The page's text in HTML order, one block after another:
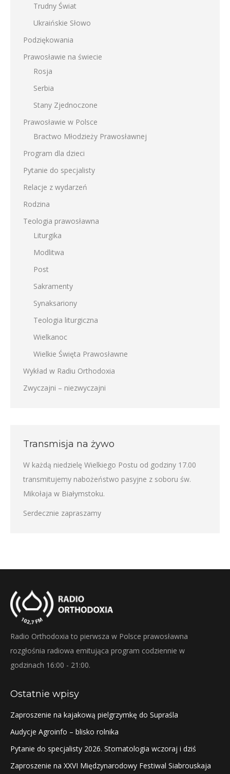
Trudny Świat
Ukraińskie Słowo
Podziękowania
Prawosławie na świecie
Rosja
Serbia
Stany Zjednoczone
Prawosławie w Polsce
Bractwo Młodzieży Prawosławnej
Program dla dzieci
Pytanie do specjalisty
Relacje z wydarzeń
Rodzina
Teologia prawosławna
Liturgika
Modlitwa
Post
Sakramenty
Synaksariony
Teologia liturgiczna
Wielkanoc
Wielkie Święta Prawosławne
Wykład w Radiu Orthodoxia
Zwyczajni – niezwyczajni
Transmisja na żywo
W każdą niedzielę Wielkiego Postu od godziny 17.00
transmitujemy nabożeństwo pasyjne z soboru św.
Mikołaja w Białymstoku.
Serdecznie zapraszamy
Radio Orthodoxia to pierwsza w Polsce prawosławna
rozgłośnia radiowa emitująca program codziennie w
godzinach 16:00 - 21:00.
Ostatnie wpisy
Zaproszenie na kajakową pielgrzymkę do Supraśla
Audycje Agroinfo – blisko rolnika
Pytanie do specjalisty 2026. Stomatologia wczoraj i dziś
Zaproszenie na XXVI Międzynarodowy Festiwal Siabrouskaja